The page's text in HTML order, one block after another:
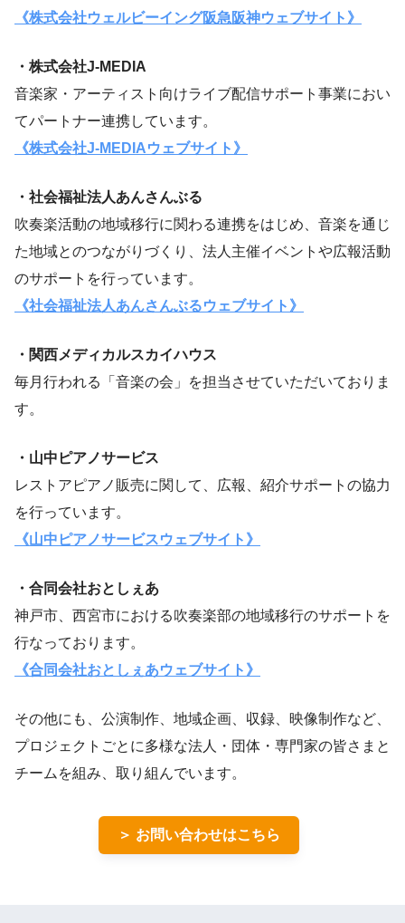
《株式会社ウェルビーイング阪急阪神ウェブサイト》
・株式会社J-MEDIA
音楽家・アーティスト向けライブ配信サポート事業におい
てパートナー連携しています。
《株式会社J-MEDIAウェブサイト》
・社会福祉法人あんさんぶる
吹奏楽活動の地域移行に関わる連携をはじめ、音楽を通じ
た地域とのつながりづくり、法人主催イベントや広報活動
のサポートを行っています。
《社会福祉法人あんさんぶるウェブサイト》
・関西メディカルスカイハウス
毎月行われる「音楽の会」を担当させていただいておりま
す。
・山中ピアノサービス
レストアピアノ販売に関して、広報、紹介サポートの協力
を行っています。
《山中ピアノサービスウェブサイト》
・合同会社おとしぇあ
神戸市、西宮市における吹奏楽部の地域移行のサポートを
行なっております。
《合同会社おとしぇあウェブサイト》
その他にも、公演制作、地域企画、収録、映像制作など、
プロジェクトごとに多様な法人・団体・専門家の皆さまと
チームを組み、取り組んでいます。
＞ お問い合わせはこちら